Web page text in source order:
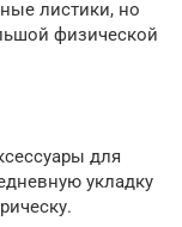
листики, но
физической
для
укладку